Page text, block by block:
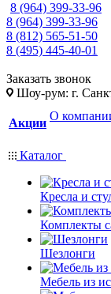
8 (964) 399-33-96
8 (964) 399-33-96
8 (812) 565-51-50
8 (495) 445-40-01
Заказать звонок
Шоу-рум: г.
Акции
О
Каталог
Кресла и
Комплекты
Шезлонги
Мебель из